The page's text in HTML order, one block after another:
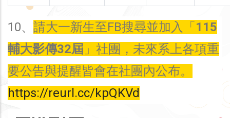
10、 請大一新生至FB搜尋並加入「 115
輔大影傳32屆 」社團，未來系上各項重
要公告與提醒皆會在社團內公布。
https://reurl.cc/kpQKVd